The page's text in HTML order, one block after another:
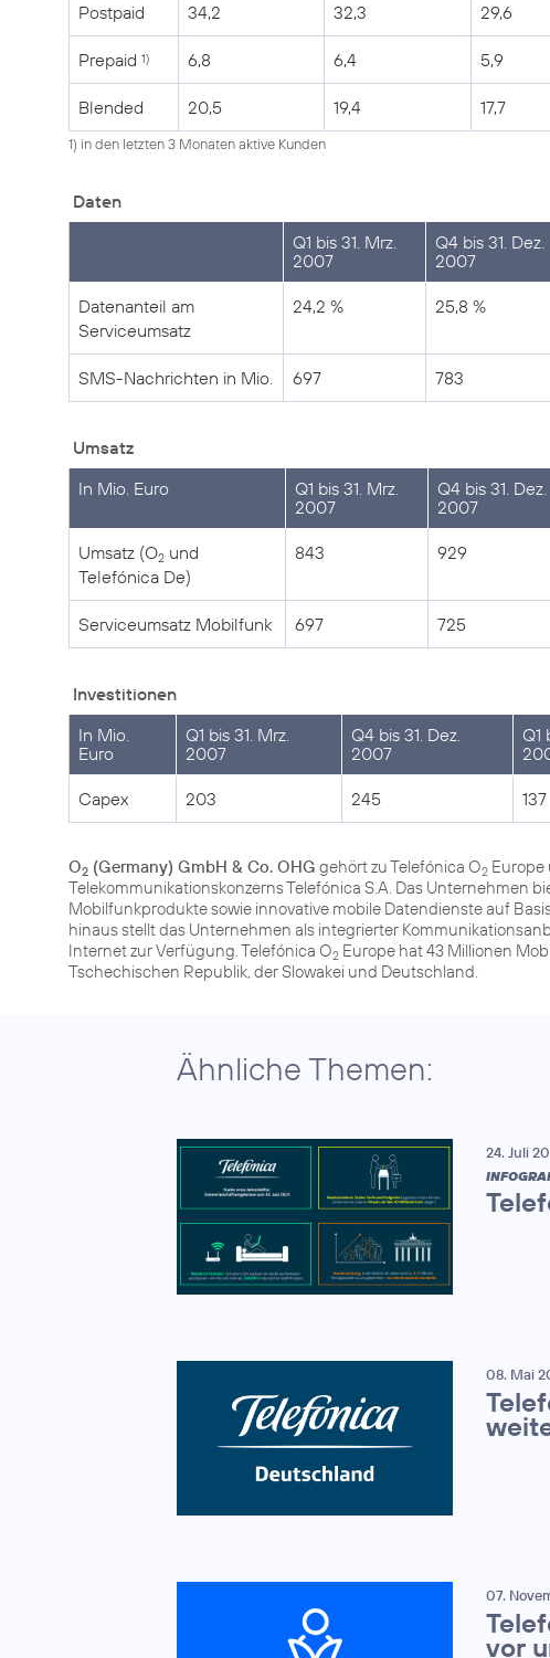
Postpaid 34,2 32,3 29,6
Prepaid 1) 6,8 6,4 5,9
Blended 20,5 19,4 17,7
1) in den letzten 3 Monaten aktive Kunden
Daten
Q1 bis 31. Mrz.
2007
Q4 bis 31. Dez.
2007
Datenanteil am
Serviceumsatz
24,2 % 25,8 %
SMS-Nachrichten in Mio. 697 783
Umsatz
In Mio. Euro
Q1 bis 31. Mrz.
2007
Q4 bis 31. Dez.
2007
Umsatz (O2 und
Telefónica De)
843 929
Serviceumsatz Mobilfunk 697 725
Investitionen
In Mio.
Euro
Q1 bis 31. Mrz.
2007
Q4 bis 31. Dez.
2007
Q1
Capex 203 245 137
O2 (Germany) GmbH & Co. OHG gehört zu Telefónica O2 Europe
Telekommunikationskonzerns Telefónica S.A. Das Unternehmen
Mobilfunkprodukte sowie innovative mobile Datendienste auf
hinaus stellt das Unternehmen als integrierter
Internet zur Verfügung. Telefónica O2 Europe hat 43 Millionen
Tschechischen Republik, der Slowakei und Deutschland.
Ähnliche Themen:
24. Juli
08. Mai
07.
vor